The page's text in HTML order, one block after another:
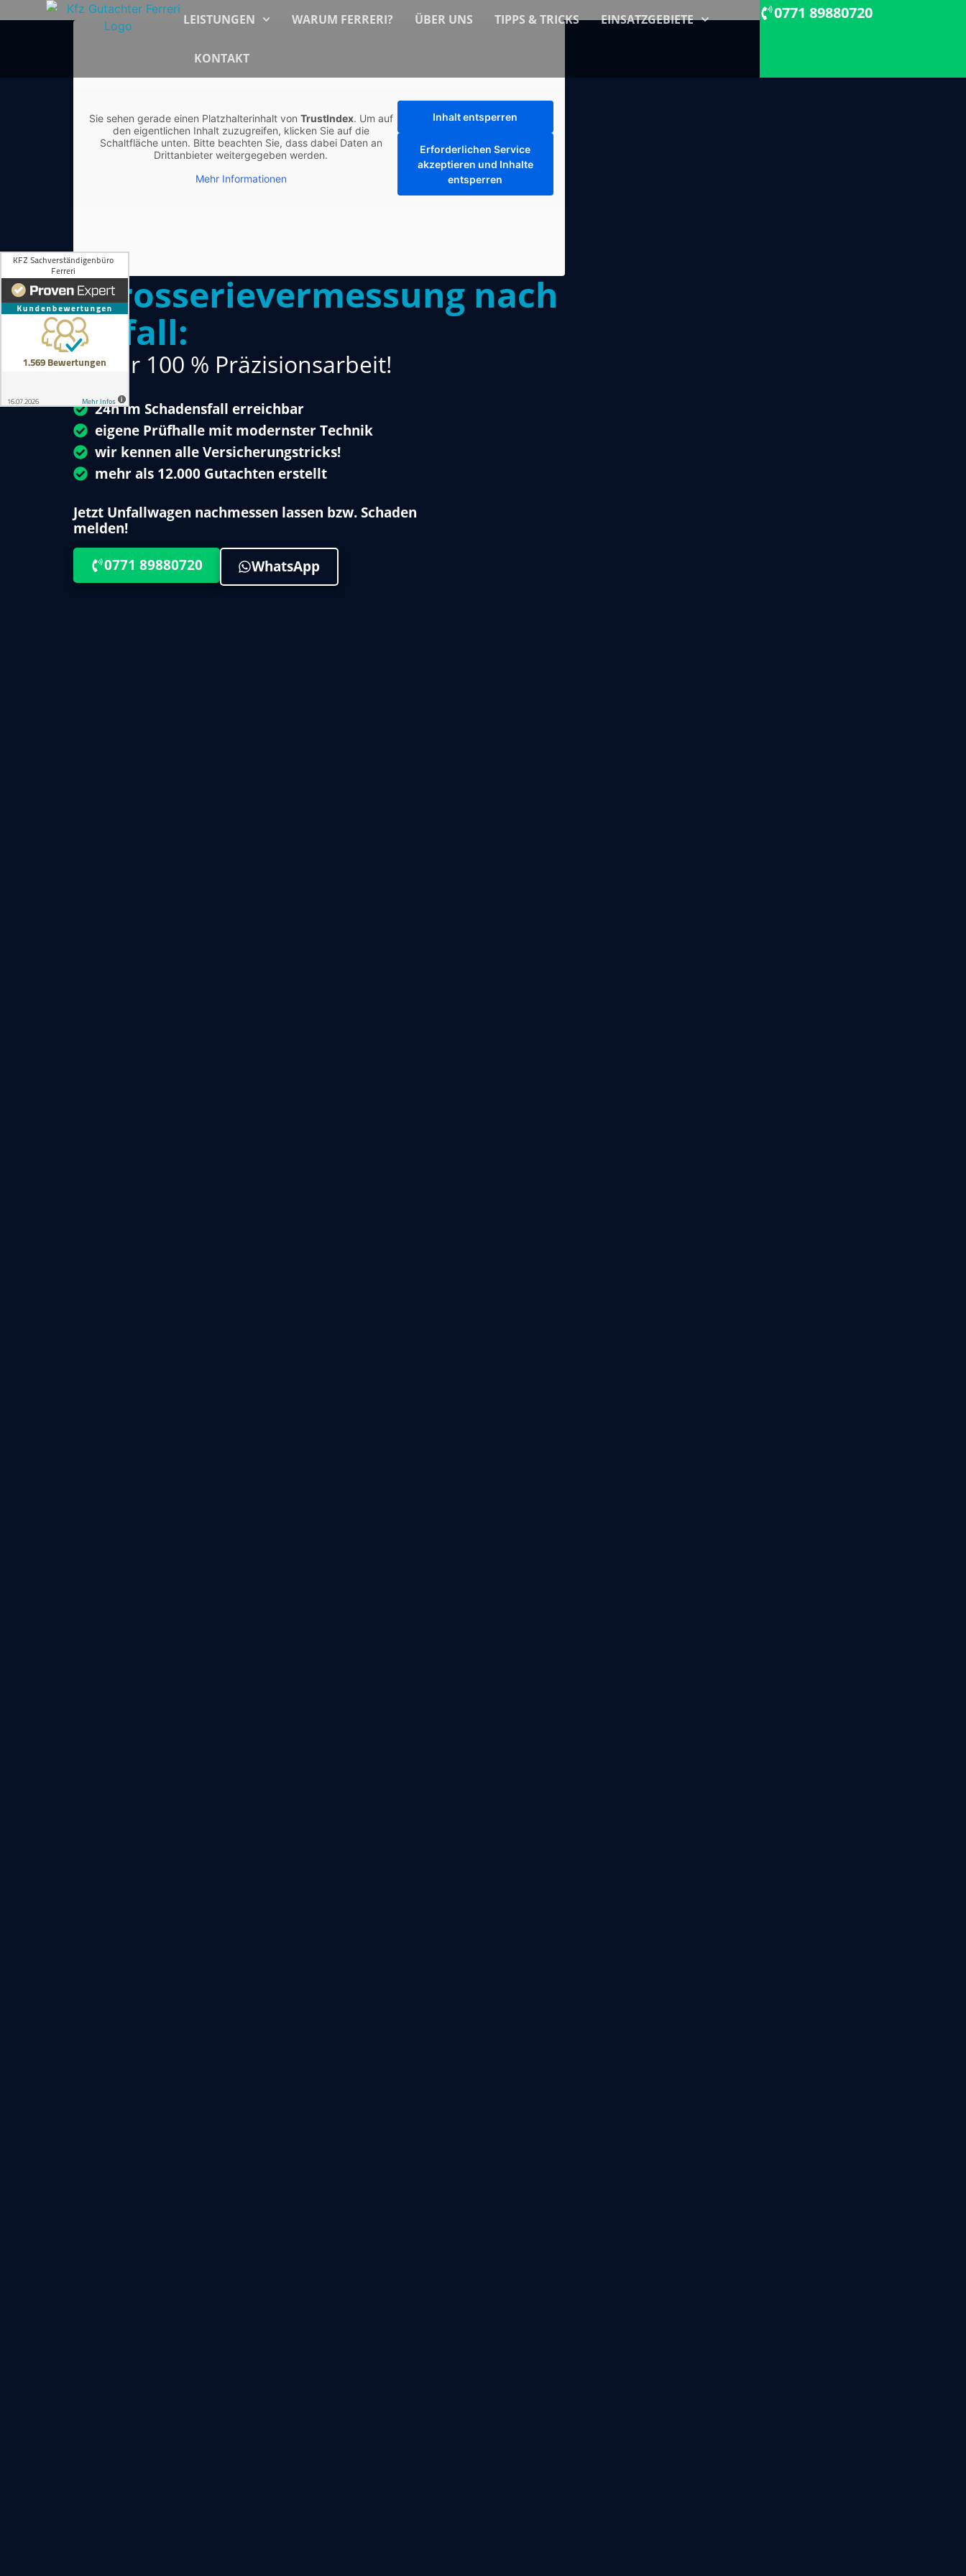
LEISTUNGEN WARUM FERRERI? ÜBER UNS TIPPS & TRICKS EINSATZGEBIETE
KONTAKT
0771 89880720
Sie sehen gerade einen Platzhalterinhalt von TrustIndex. Um auf
den eigentlichen Inhalt zuzugreifen, klicken Sie auf die
Schaltfläche unten. Bitte beachten Sie, dass dabei Daten an
Drittanbieter weitergegeben werden.
Mehr Informationen
Inhalt entsperren
Erforderlichen Service
akzeptieren und Inhalte
entsperren
Karosserievermessung nach
Unfall:
3D für 100 % Präzisionsarbeit!
24h im Schadensfall erreichbar
eigene Prüfhalle mit modernster Technik
wir kennen alle Versicherungstricks!
mehr als 12.000 Gutachten erstellt
Jetzt Unfallwagen nachmessen lassen bzw. Schaden
melden!
0771 89880720
WhatsApp